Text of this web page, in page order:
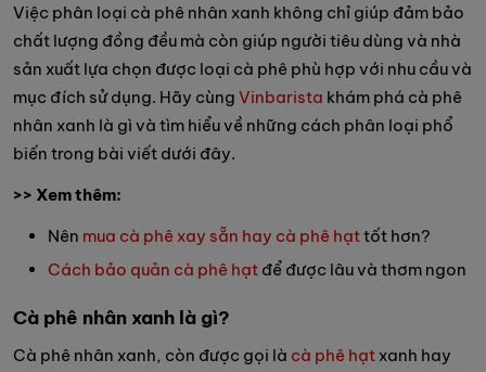
Việc phân loại cà phê nhân xanh không chỉ giúp đảm bảo
chất lượng đồng đều mà còn giúp người tiêu dùng và nhà
sản xuất lựa chọn được loại cà phê phù hợp với nhu cầu và
mục đích sử dụng. Hãy cùng Vinbarista khám phá cà phê
nhân xanh là gì và tìm hiểu về những cách phân loại phổ
biến trong bài viết dưới đây.
>> Xem thêm:
Nên mua cà phê xay sẵn hay cà phê hạttốt hơn?
Cách bảo quản cà phê hạt để được lâu và thơm ngon
Cà phê nhân xanh là gì?
Cà phê nhân xanh, còn được gọi là cà phê hạt xanh hay